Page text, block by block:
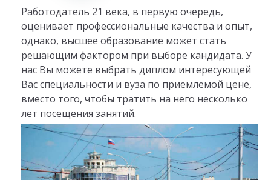
Работодатель 21 века, в первую очередь,
оценивает профессиональные качества и опыт,
однако, высшее образование может стать
решающим фактором при выборе кандидата. У
нас Вы можете выбрать диплом интересующей
Вас специальности и вуза по приемлемой цене,
вместо того, чтобы тратить на него несколько
лет посещения занятий.